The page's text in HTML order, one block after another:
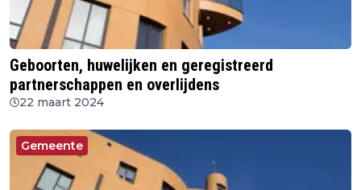
Geboorten, huwelijken en geregistreerd
partnerschappen en overlijdens
22 maart 2024
Gemeente